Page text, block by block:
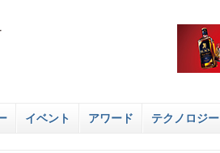
イベント アワード テクノロジー